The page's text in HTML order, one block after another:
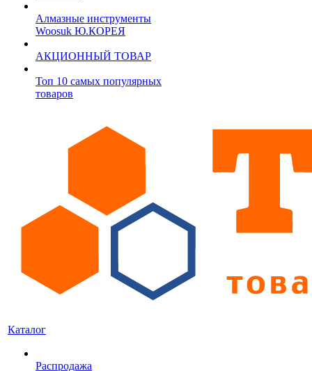
Алмазные инструменты
Woosuk Ю.КОРЕЯ
АКЦИОННЫЙ ТОВАР
Топ 10 самых популярных
товаров
Каталог
Распродажа